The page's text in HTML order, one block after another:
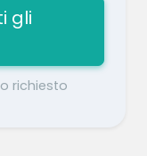
gli
richiesto